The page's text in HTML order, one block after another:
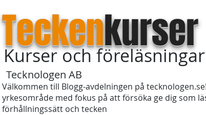
Teckenkurser
Kurser och
Tecknologen AB
Välkommen till Blogg-avdelningen på
yrkesområde med fokus på att försöka ge dig som
förhållningssätt och tecken